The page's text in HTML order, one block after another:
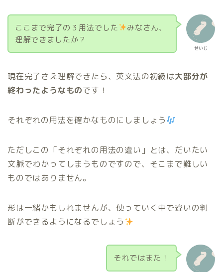
せいじ
ここまで完了の３用法でした
みなさん、
理解できましたか？
現在完了さえ理解できたら、英文法の初級は大部分が
終わったようなものです！
それぞれの用法を確かなものにしましょう
ただしこの「それぞれの用法の違い」とは、だいたい
文脈でわかってしまうものですので、そこまで難しい
ものではありません。
形は一緒かもしれませんが、使っていく中で違いの判
断ができるようになるでしょう
それではまた！